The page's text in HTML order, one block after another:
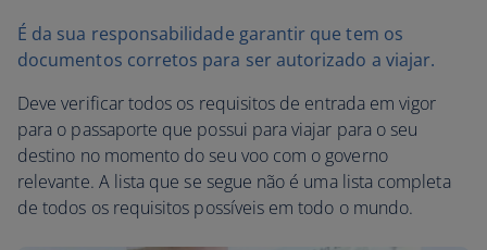
É da sua responsabilidade garantir que tem os
documentos corretos para ser autorizado a viajar.
Deve verificar todos os requisitos de entrada em vigor
para o passaporte que possui para viajar para o seu
destino no momento do seu voo com o governo
relevante. A lista que se segue não é uma lista completa
de todos os requisitos possíveis em todo o mundo.